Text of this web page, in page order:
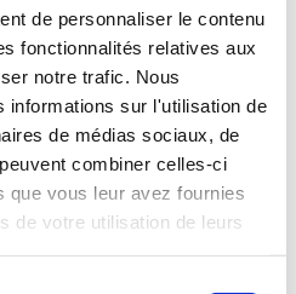
de personnaliser le contenu
fonctionnalités relatives aux
notre trafic. Nous
informations sur l'utilisation de
de médias sociaux, de
combiner celles-ci
que vous leur avez fournies
de votre utilisation de leurs
agency (5 min)
(excluding deductible)